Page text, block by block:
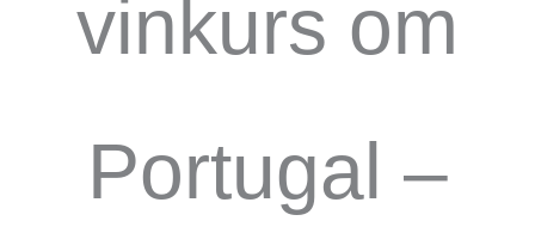
vinkurs om
Portugal –